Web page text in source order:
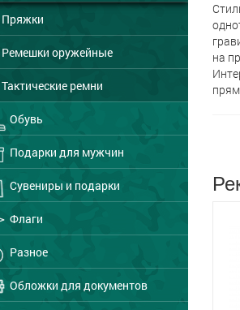
Пряжки
Ремешки оружейные
Тактические ремни
Обувь
Подарки для мужчин
Сувениры и подарки
Флаги
Разное
Обложки для документов
на